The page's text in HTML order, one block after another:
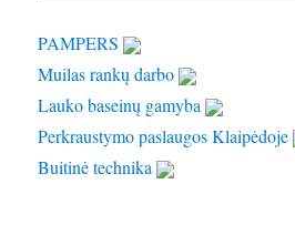
PAMPERS
Muilas rankų darbo
Lauko baseinų gamyba
Perkraustymo paslaugos Klaipėdoje
Buitinė technika